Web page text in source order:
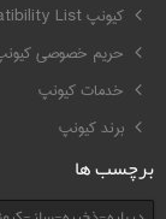
کیونپ Compatibility List
حریم خصوصی
خدمات کیونپ
برند کیونپ
برچسب ها